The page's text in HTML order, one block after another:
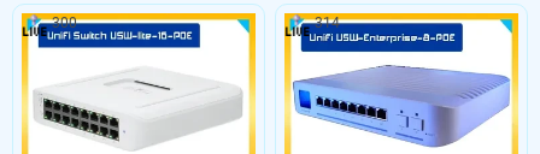
hợp công nghệ mạng tiên tiến, thiết
bị này mang lại hiệu suất vượt trội,
khả năng quản lý linh hoạt và phù
hợp với các hệ thống mạng doanh
nghiệp vừa và lớn.
văn phòng hoặc hộ gia đình. Thiết
bị hỗ trợ quản lý qua phần mềm
UniFi Controller, giúp giám sát và
điều khiển mạng dễ dàng, trực quan
và hiệu quả.
300 314